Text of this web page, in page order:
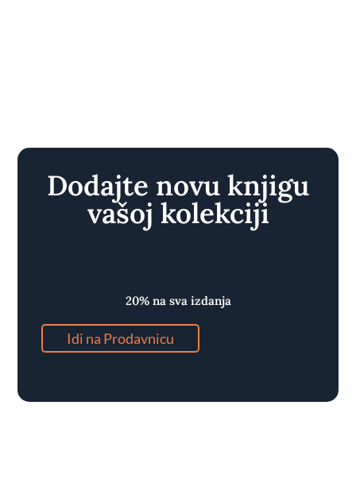
Dodajte novu knjigu
vašoj kolekciji
20% na sva izdanja
Idi na Prodavnicu